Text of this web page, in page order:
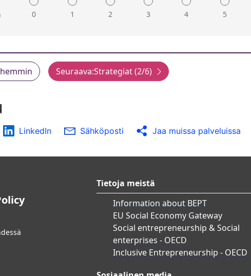
0 1 2 3 4 5
niitä
LinkedIn Sähköposti Jaa muissa palveluissa
Tietoja meistä
Information about BEPT
EU Social Economy Gateway
Social entrepreneurship & Social
enterprises - OECD
Inclusive Entrepreneurship - OECD